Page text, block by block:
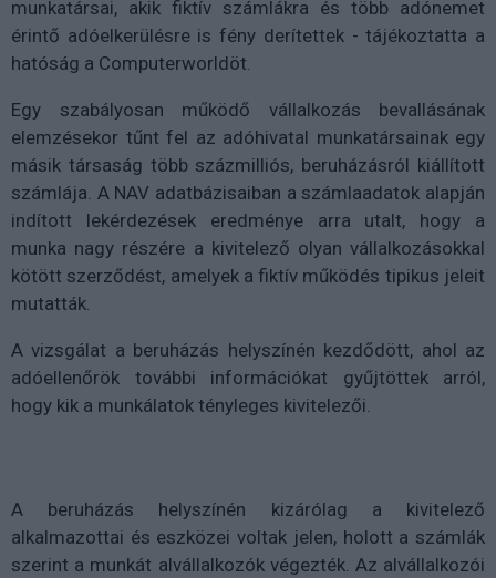
munkatársai, akik fiktív számlákra és több adónemet
érintő adóelkerülésre is fény derítettek - tájékoztatta a
hatóság a Computerworldöt.
Egy szabályosan működő vállalkozás bevallásának
elemzésekor tűnt fel az adóhivatal munkatársainak egy
másik társaság több százmilliós, beruházásról kiállított
számlája. A NAV adatbázisaiban a számlaadatok alapján
indított lekérdezések eredménye arra utalt, hogy a
munka nagy részére a kivitelező olyan vállalkozásokkal
kötött szerződést, amelyek a fiktív működés tipikus jeleit
mutatták.
A vizsgálat a beruházás helyszínén kezdődött, ahol az
adóellenőrök további információkat gyűjtöttek arról,
hogy kik a munkálatok tényleges kivitelezői.
A beruházás helyszínén kizárólag a kivitelező
alkalmazottai és eszközei voltak jelen, holott a számlák
szerint a munkát alvállalkozók végezték. Az alvállalkozói